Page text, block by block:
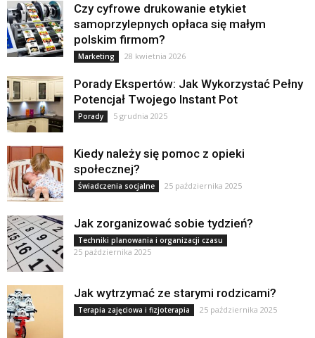
Czy cyfrowe drukowanie etykiet
samoprzylepnych opłaca się małym
polskim firmom?
Marketing 28 kwietnia 2026
Porady Ekspertów: Jak Wykorzystać Pełny
Potencjał Twojego Instant Pot
Porady 5 grudnia 2025
Kiedy należy się pomoc z opieki
społecznej?
Świadczenia socjalne 25 października 2025
Jak zorganizować sobie tydzień?
Techniki planowania i organizacji czasu
25 października 2025
Jak wytrzymać ze starymi rodzicami?
Terapia zajęciowa i fizjoterapia 25 października 2025